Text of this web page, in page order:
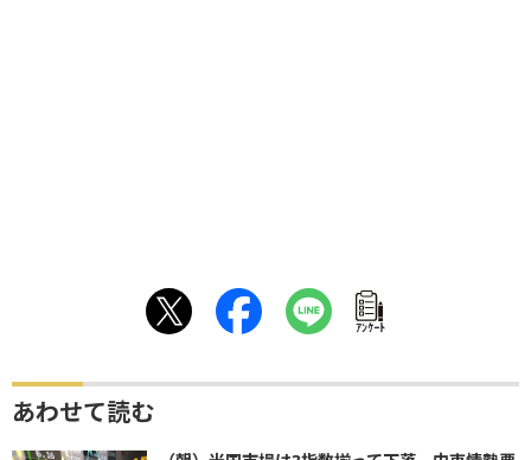
ｱﾝｹｰﾄ
あわせて読む